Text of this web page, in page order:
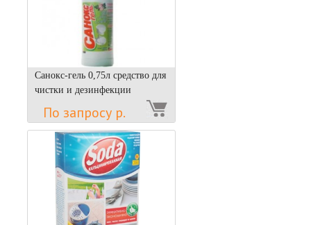
Санокс-гель 0,75л средство для
чистки и дезинфекции
По запросу р.